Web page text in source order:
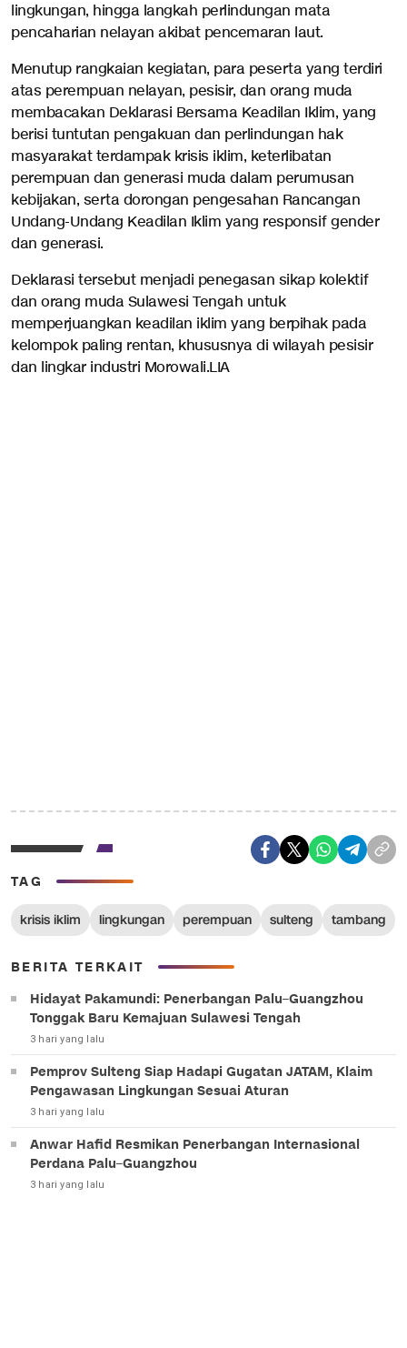
lingkungan, hingga langkah perlindungan mata
pencaharian nelayan akibat pencemaran laut.
Menutup rangkaian kegiatan, para peserta yang terdiri
atas perempuan nelayan, pesisir, dan orang muda
membacakan Deklarasi Bersama Keadilan Iklim, yang
berisi tuntutan pengakuan dan perlindungan hak
masyarakat terdampak krisis iklim, keterlibatan
perempuan dan generasi muda dalam perumusan
kebijakan, serta dorongan pengesahan Rancangan
Undang-Undang Keadilan Iklim yang responsif gender
dan generasi.
Deklarasi tersebut menjadi penegasan sikap kolektif
dan orang muda Sulawesi Tengah untuk
memperjuangkan keadilan iklim yang berpihak pada
kelompok paling rentan, khususnya di wilayah pesisir
dan lingkar industri Morowali.LIA
TAG
krisis iklim lingkungan perempuan sulteng tambang
BERITA TERKAIT
Hidayat Pakamundi: Penerbangan Palu–Guangzhou
Tonggak Baru Kemajuan Sulawesi Tengah
3 hari yang lalu
Pemprov Sulteng Siap Hadapi Gugatan JATAM, Klaim
Pengawasan Lingkungan Sesuai Aturan
3 hari yang lalu
Anwar Hafid Resmikan Penerbangan Internasional
Perdana Palu–Guangzhou
3 hari yang lalu